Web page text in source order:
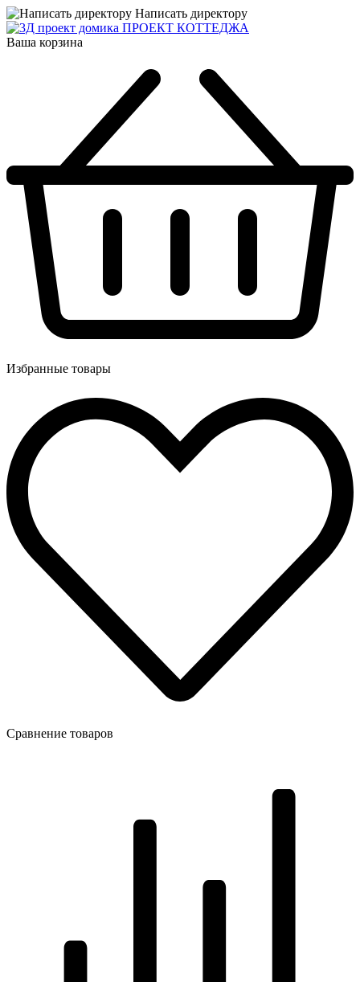
Написать директору
ПРОЕКТ КОТТЕДЖА
Ваша корзина
Избранные товары
Сравнение товаров